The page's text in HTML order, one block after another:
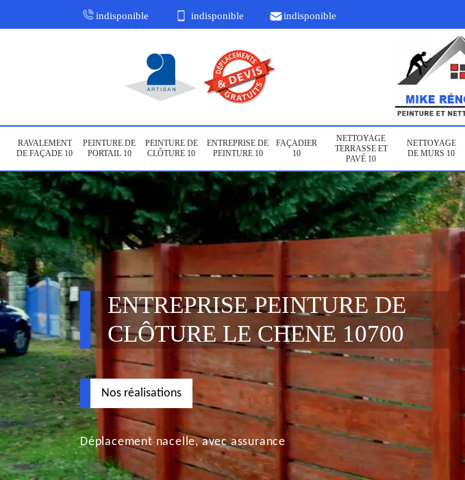
indisponible indisponible indisponible
RAVALEMENT
DE FAÇADE 10
PEINTURE DE
PORTAIL 10
PEINTURE DE
CLÔTURE 10
ENTREPRISE DE
PEINTURE 10
FAÇADIER
10
NETTOYAGE
TERRASSE ET
PAVÉ 10
NETTOYAGE
DE MURS 10
ENTREPRISE PEINTURE DE
CLÔTURE LE CHENE 10700
Nos réalisations
Déplacement nacelle, avec assurance